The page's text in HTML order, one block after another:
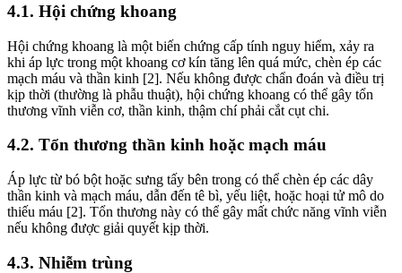
4.1. Hội chứng khoang
Hội chứng khoang là một biến chứng cấp tính nguy hiểm, xảy ra
khi áp lực trong một khoang cơ kín tăng lên quá mức, chèn ép các
mạch máu và thần kinh [2]. Nếu không được chẩn đoán và điều trị
kịp thời (thường là phẫu thuật), hội chứng khoang có thể gây tổn
thương vĩnh viễn cơ, thần kinh, thậm chí phải cắt cụt chi.
4.2. Tổn thương thần kinh hoặc mạch máu
Áp lực từ bó bột hoặc sưng tấy bên trong có thể chèn ép các dây
thần kinh và mạch máu, dẫn đến tê bì, yếu liệt, hoặc hoại tử mô do
thiếu máu [2]. Tổn thương này có thể gây mất chức năng vĩnh viễn
nếu không được giải quyết kịp thời.
4.3. Nhiễm trùng